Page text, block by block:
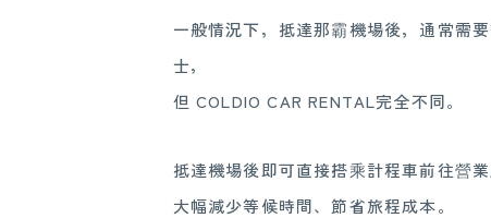
一般情況下，抵達那霸機場後，通常需
士，
但 COLDIO CAR RENTAL完全不同。
抵達機場後即可直接搭乘計程車前往營業
大幅減少等候時間、節省旅程成本。